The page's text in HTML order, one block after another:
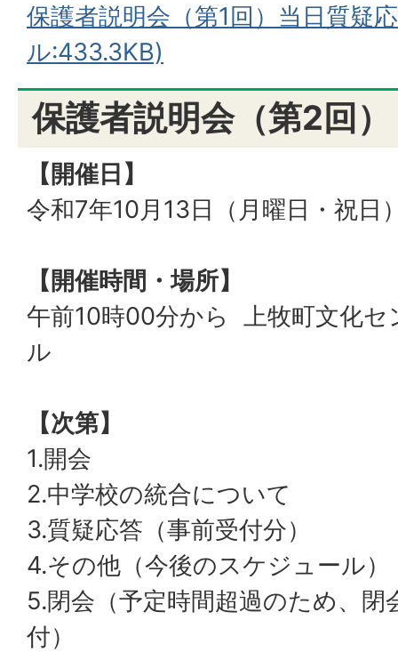
保護者説明会（第1回）当日質疑
ル:433.3KB)
保護者説明会（第2回）
【開催日】
令和7年10月13日（月曜日・祝日
【開催時間・場所】
午前10時00分から 上牧町文化セ
ル
【次第】
1.開会
2.中学校の統合について
3.質疑応答（事前受付分）
4.その他（今後のスケジュール）
5.閉会（予定時間超過のため、閉
付）